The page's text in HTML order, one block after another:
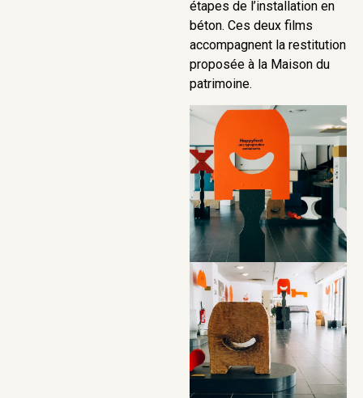
étapes de l’installation en
béton. Ces deux films
accompagnent la restitution
proposée à la Maison du
patrimoine.